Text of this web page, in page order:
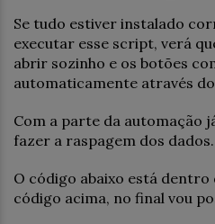
Se tudo estiver instalado
executar esse script, verá
abrir sozinho e os botões
automaticamente através
Com a parte da automação
fazer a raspagem dos dados.
O código abaixo está
código acima, no final vou